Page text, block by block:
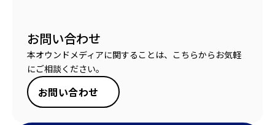
お問い合わせ
本オウンドメディアに関することは、こちらからお気軽
にご相談ください。
お問い合わせ